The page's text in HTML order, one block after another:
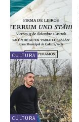
CULTURA
CULTURA